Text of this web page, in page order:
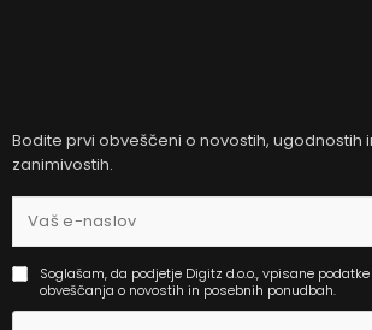
Bodite prvi obveščeni o novostih, ugodnostih
zanimivostih.
Soglašam, da podjetje Digitz d.o.o., vpisane
obveščanja o novostih in posebnih ponudbah.